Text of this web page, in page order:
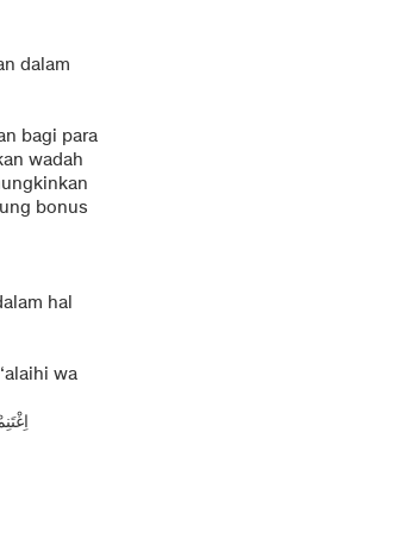
dalam
bagi para
wadah
bonus
hal
wa